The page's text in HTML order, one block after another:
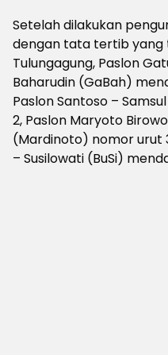
Setelah dilakukan
dengan tata tertib yang
Tulungagung, Paslon
Baharudin (GaBah)
Paslon Santoso –
2, Paslon Maryoto
(Mardinoto) nomor urut
– Susilowati (BuSi)